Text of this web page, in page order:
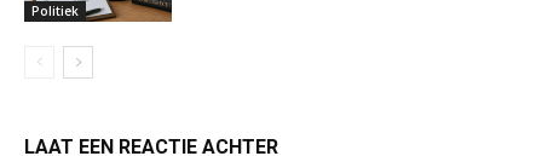
Politiek
LAAT EEN REACTIE ACHTER